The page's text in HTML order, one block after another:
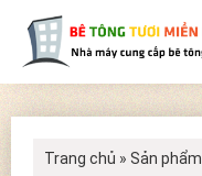
Trang chủ » Sản phẩm